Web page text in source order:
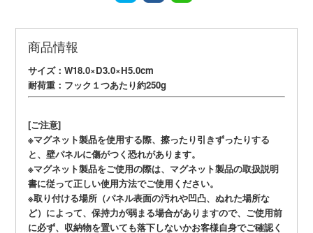
商品情報
サイズ：W18.0×D3.0×H5.0cm
耐荷重：フック１つあたり約250g
[ご注意]
※マグネット製品を使用する際、擦ったり引きずったりする
と、壁パネルに傷がつく恐れがあります。
※マグネット製品をご使用の際は、マグネット製品の取扱説明
書に従って正しい使用方法でご使用ください。
※取り付ける場所（パネル表面の汚れや凹凸、ぬれた場所な
ど）によって、保持力が弱まる場合がありますので、ご使用前
に必ず、収納物を置いても落下しないかお客様自身でご確認く